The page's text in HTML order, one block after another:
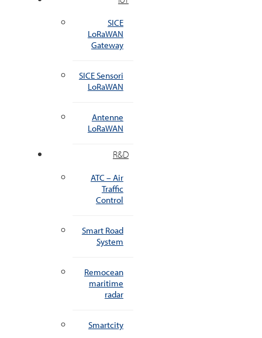
SICE
LoRaWAN
Gateway
SICE Sensori
LoRaWAN
Antenne
LoRaWAN
R&D
ATC – Air
Traffic
Control
Smart Road
System
Remocean
maritime
radar
Smartcity